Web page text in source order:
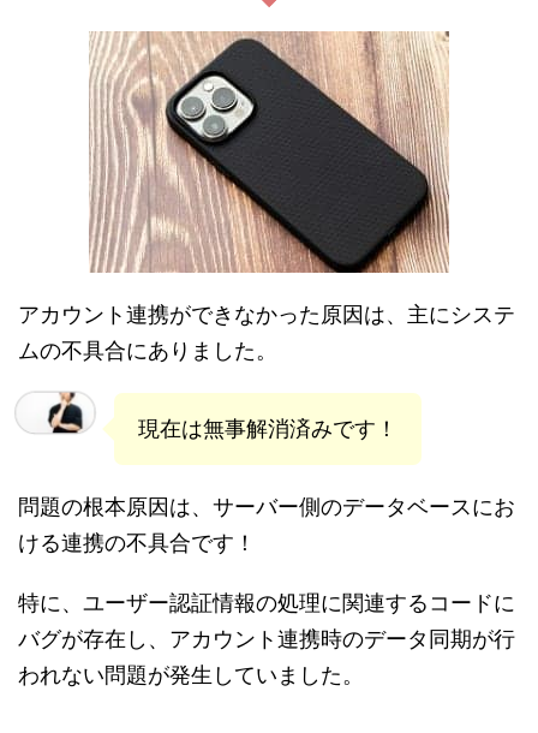
アカウント連携ができなかった原因は、主にシステ
ムの不具合にありました。
現在は無事解消済みです！
問題の根本原因は、サーバー側のデータベースにお
ける連携の不具合です！
特に、ユーザー認証情報の処理に関連するコードに
バグが存在し、アカウント連携時のデータ同期が行
われない問題が発生していました。